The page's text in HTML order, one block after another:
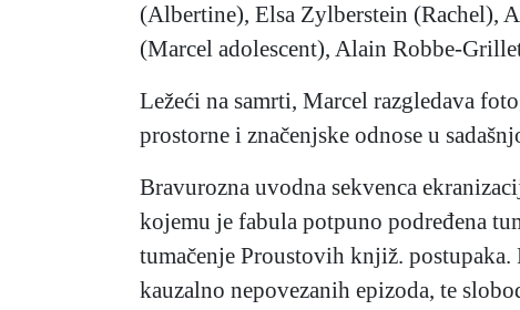
(Albertine), Elsa Zylberstein (Rachel),
(Marcel adolescent), Alain Robbe-
Ležeći na samrti, Marcel razgledava
prostorne i značenjske odnose u
Bravurozna uvodna sekvenca
kojemu je fabula potpuno podređena
tumačenje Proustovih knjiž.
kauzalno nepovezanih epizoda, te